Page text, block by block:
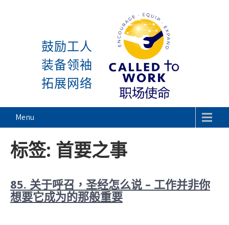
Called To Work
鼓励工人
装备领袖
拓展网络
Menu
标签: 首要之事
85. 关于呼召，圣经怎么说 – 工作并非你
想要它成为的那般重要